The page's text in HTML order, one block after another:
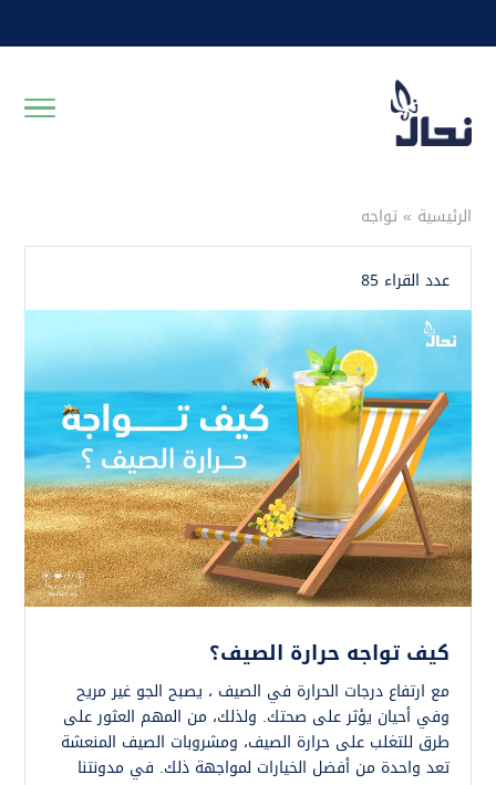
الرئيسية »تواجه
عدد القراء 85
كيف تواجه حرارة الصيف؟
مع ارتفاع درجات الحرارة في الصيف ، يصبح الجو غير مريح
وفي أحيان يؤثر على صحتك. ولذلك، من المهم العثور على
طرق للتغلب على حرارة الصيف، ومشروبات الصيف المنعشة
تعد واحدة من أفضل الخيارات لمواجهة ذلك. في مدونتنا